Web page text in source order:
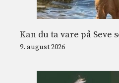
Kan du ta vare på Seve
9. august 2026